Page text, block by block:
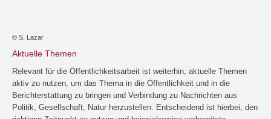
© S. Lazar
Aktuelle Themen
Relevant für die Öffentlichkeitsarbeit ist weiterhin, aktuelle Themen
aktiv zu nutzen, um das Thema in die Öffentlichkeit und in die
Berichterstattung zu bringen und Verbindung zu Nachrichten aus
Politik, Gesellschaft, Natur herzustellen. Entscheidend ist hierbei, den